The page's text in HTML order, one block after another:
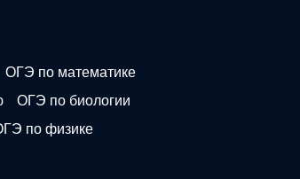
ОГЭ по математике
ОГЭ по биологии
по физике